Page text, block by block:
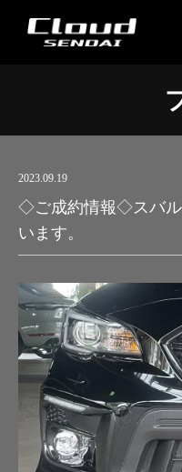
2023.09.19
◇ご成約情報◇スバル
います。